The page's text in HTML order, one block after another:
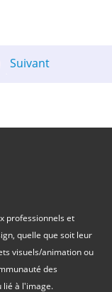
Suivant
professionnels et
quelle que soit leur
visuels/animation ou
des
lié à l'image.